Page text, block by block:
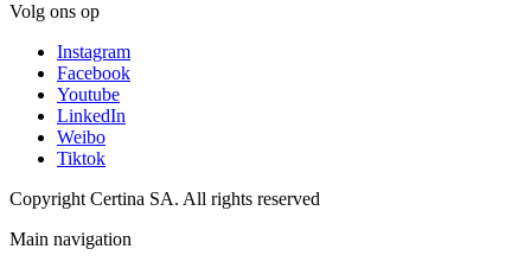
Volg ons op
Instagram
Facebook
Youtube
LinkedIn
Weibo
Tiktok
Copyright Certina SA. All rights reserved
Main navigation